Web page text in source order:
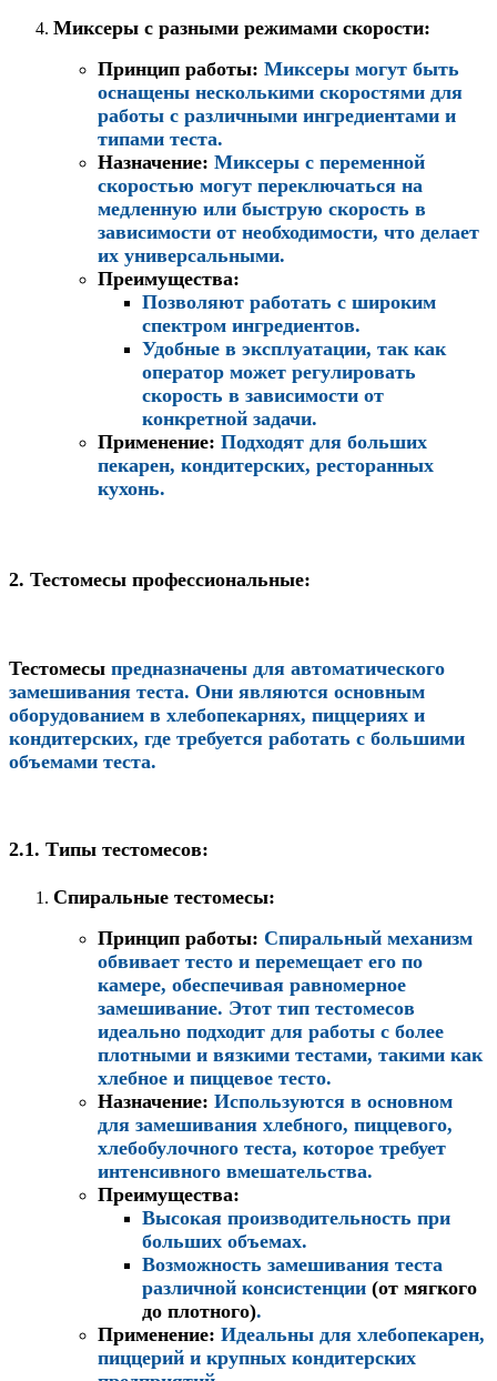
Миксеры с разными режимами скорости:
Принцип работы: Миксеры могут быть
оснащены несколькими скоростями для
работы с различными ингредиентами и
типами теста.
Назначение: Миксеры с переменной
скоростью могут переключаться на
медленную или быструю скорость в
зависимости от необходимости, что делает
их универсальными.
Преимущества:
Позволяют работать с широким
спектром ингредиентов.
Удобные в эксплуатации, так как
оператор может регулировать
скорость в зависимости от
конкретной задачи.
Применение: Подходят для больших
пекарен, кондитерских, ресторанных
кухонь.
2. Тестомесы профессиональные:
Тестомесы предназначены для автоматического
замешивания теста. Они являются основным
оборудованием в хлебопекарнях, пиццериях и
кондитерских, где требуется работать с большими
объемами теста.
2.1. Типы тестомесов:
Спиральные тестомесы:
Принцип работы: Спиральный механизм
обвивает тесто и перемещает его по
камере, обеспечивая равномерное
замешивание. Этот тип тестомесов
идеально подходит для работы с более
плотными и вязкими тестами, такими как
хлебное и пиццевое тесто.
Назначение: Используются в основном
для замешивания хлебного, пиццевого,
хлебобулочного теста, которое требует
интенсивного вмешательства.
Преимущества:
Высокая производительность при
больших объемах.
Возможность замешивания теста
различной консистенции (от мягкого
до плотного).
Применение: Идеальны для хлебопекарен,
пиццерий и крупных кондитерских